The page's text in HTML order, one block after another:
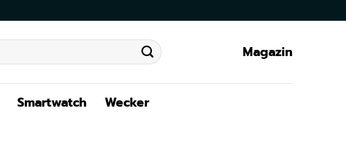
Magazin
Smartwatch Wecker